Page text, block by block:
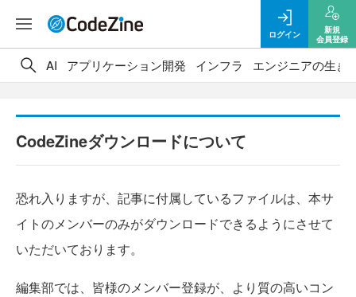
ログイン
新規
会員登録
AI アプリケーション開発 インフラ エンジニアの生き
CodeZineダウンロードについて
恐れ入りますが、記事に付属しているファイルは、本サ
イトのメンバーのみがダウンロードできるようにさせて
いただいております。
編集部では、皆様のメンバー登録が、より質の高いコン